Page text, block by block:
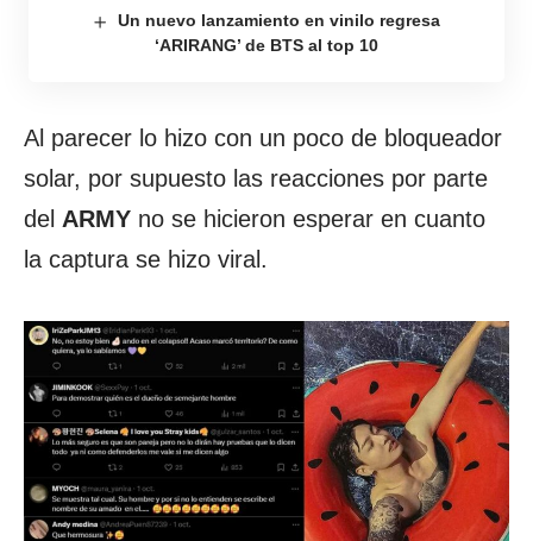
Un nuevo lanzamiento en vinilo regresa
‘ARIRANG’ de BTS al top 10
Al parecer lo hizo con un poco de bloqueador
solar, por supuesto las reacciones por parte
del ARMY no se hicieron esperar en cuanto
la captura se hizo viral.